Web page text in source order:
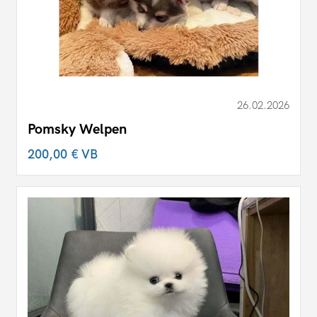
26.02.2026
Pomsky Welpen
200,00 €VB